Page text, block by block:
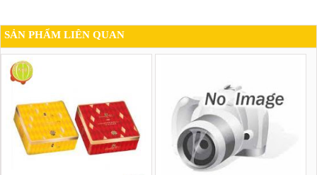
SẢN PHẨM LIÊN QUAN